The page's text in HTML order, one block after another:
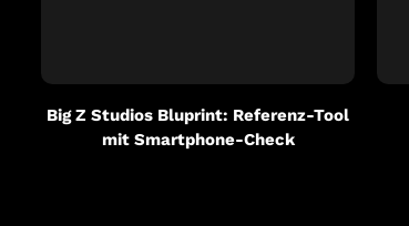
Big Z Studios Bluprint: Referenz-Tool
mit Smartphone-Check